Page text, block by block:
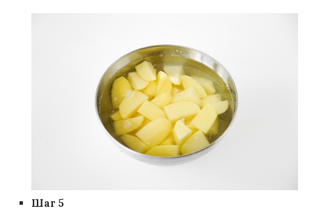
Шаг 5